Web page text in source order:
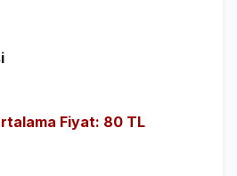
Fiyat: 80 TL